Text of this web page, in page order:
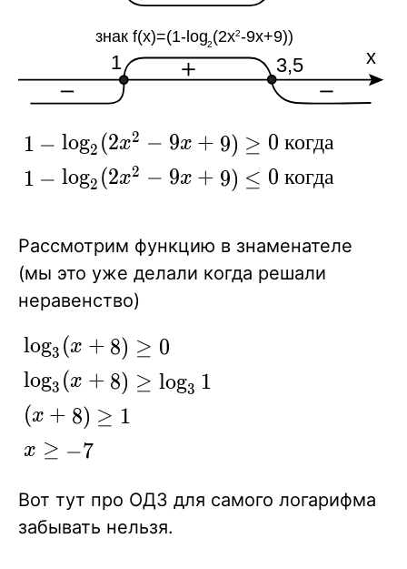
1-
\log_2(2x^2-
9x+9) \ge 0
\in [ 1; 3,5]
\\ 1-
\log_2(2x^2-
\ когда\ x
\in (-\infty;
1 ] \cup [3,5;
+ \infty)
1 − log2 (2x2 − 9x + 9) ≥ 0 когда
1 − log2 (2x2 − 9x + 9) ≤ 0 когда
Рассмотрим функцию в знаменателе
(мы это уже делали когда решали
неравенство)
\log_3
(x+8)
\ge 0
\\
\log_3
\ge
\log_3
log3 (x + 8) ≥ 0
log3 (x + 8) ≥ log3 1
(x + 8) ≥ 1
x ≥ −7
Вот тут про ОДЗ для самого логарифма
забывать нельзя.